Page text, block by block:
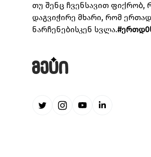
თუ შენც ჩვენსავით ფიქრობ,
დაგვიჭირე მხარი, რომ
ნარჩენებისკენ სვლა.